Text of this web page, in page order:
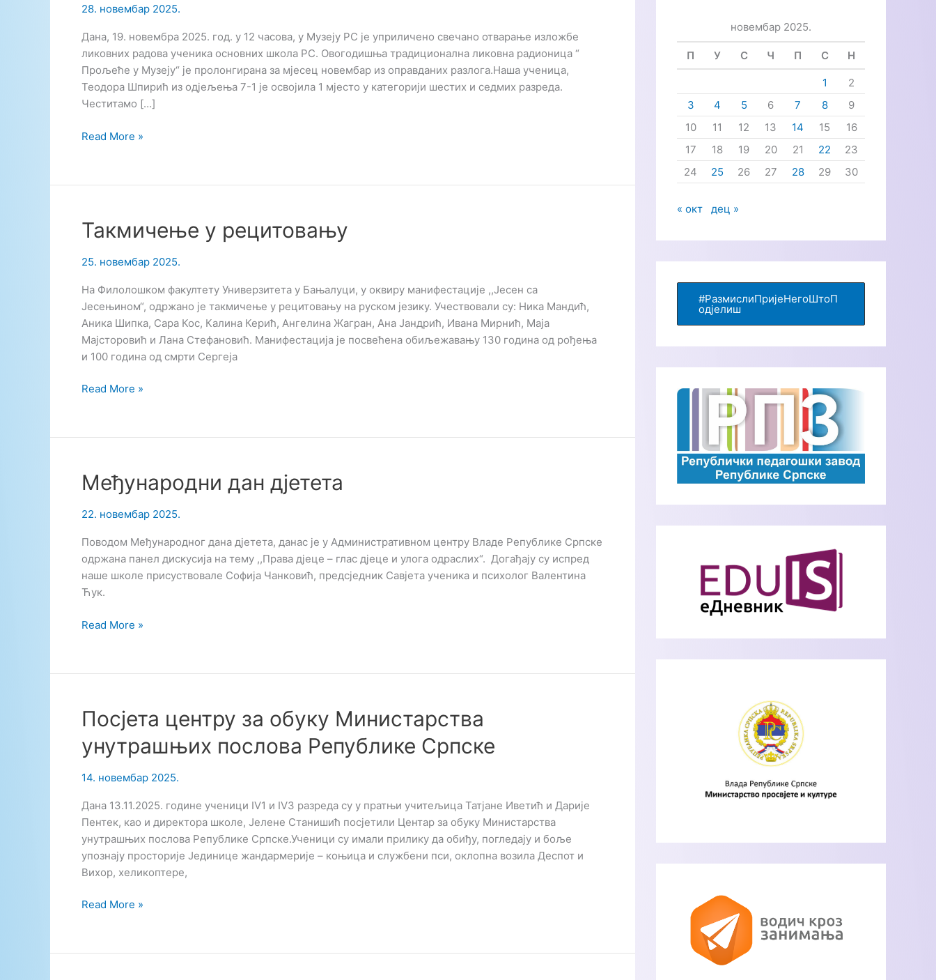
28. новембар 2025.
Дана, 19. новембра 2025. год. у 12 часова, у Музеју РС је уприличено свечано отварање изложбе
ликовних радова ученика основних школа РС. Овогодишња традиционална ликовна радионица “
Прољеће у Музеју“ је пролонгирана за мјесец новембар из оправданих разлога.Наша ученица,
Теодора Шпирић из одјељења 7-1 је освојила 1 мјесто у категорији шестих и седмих разреда.
Честитамо […]
Ликовна
РС
Read More »
Такмичење у рецитовању
25. новембар 2025.
На Филолошком факултету Универзитета у Бањалуци, у оквиру манифестације ,,Јесен са
Јесењином“, одржано је такмичење у рецитовању на руском језику. Учествовали су: Ника Мандић,
Аника Шипка, Сара Кос, Калина Керић, Ангелина Жагран, Ана Јандрић, Ивана Мирнић, Маја
Мајсторовић и Лана Стефановић. Манифестација је посвећена обиљежавању 130 година од рођења
и 100 година од смрти Сергеја
Такмичење
Read More »
Међународни дан дјетета
22. новембар 2025.
Поводом Међународног дана дјетета, данас је у Административном центру Владе Републике Српске
одржана панел дискусија на тему ,,Права дјеце – глас дјеце и улога одраслих“. Догађају су испред
наше школе присуствовале Софија Чанковић, предсједник Савјета ученика и психолог Валентина
Ћук.
Међународни
Read More »
Посјета центру за обуку Министарства
унутрашњих послова Републике Српске
14. новембар 2025.
Дана 13.11.2025. године ученици IV1 и IV3 разреда су у пратњи учитељица Татјане Иветић и Дарије
Пентек, као и директора школе, Јелене Станишић посјетили Центар за обуку Министарства
унутрашњих послова Републике Српске.Ученици су имали прилику да обиђу, погледају и боље
упознају просторије Јединице жандармерије – коњица и службени пси, оклопна возила Деспот и
Вихор, хеликоптере,
Посјета
обуку
Read More »
а
з
а
новембар 2025.
П У С Ч П С Н
1
2
3
4 5 6 7 8
9
10
11 12 13 14 15
16
17
18 19 20 21 22
23
24
25 26 27 28 29 30
« окт дец »
#РазмислиПријеНегоШтоП
одјелиш